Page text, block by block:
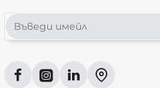
Въведи
имейл